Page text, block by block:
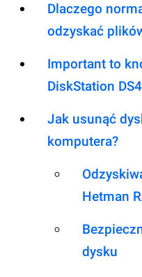
Dlaczego
odzyskać
Important to
DiskStation
Jak usunąć
komputera?
Hetman
dysku